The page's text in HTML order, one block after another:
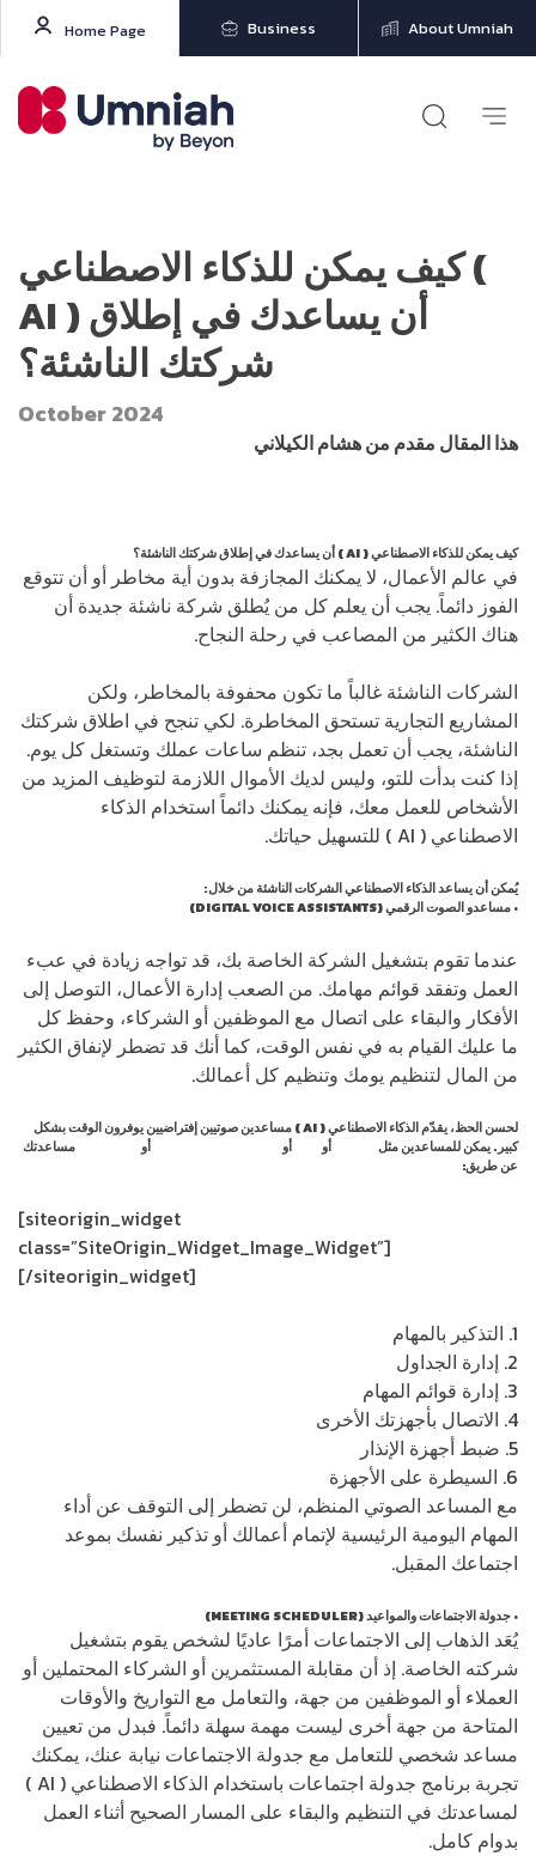
Home Page Business About Umniah
كيف يمكن للذكاء الاصطناعي (
AI ) أن يساعدك في إطلاق
شركتك الناشئة؟
October 2024
هذا المقال مقدم منهشام الكيلاني
كيف يمكن للذكاء الاصطناعي ( AI ) أن يساعدك في إطلاق شركتك الناشئة؟
في عالم الأعمال، لا يمكنك المجازفة بدون أية مخاطر أو أن تتوقع
الفوز دائماً. يجب أن يعلم كل من يُطلق شركة ناشئة جديدة أن
هناك الكثير من المصاعب في رحلة النجاح.
الشركات الناشئة غالباً ما تكون محفوفة بالمخاطر، ولكن
المشاريع التجارية تستحق المخاطرة. لكي تنجح في اطلاق شركتك
الناشئة، يجب أن تعمل بجد، تنظم ساعات عملك وتستغل كل يوم.
إذا كنت بدأت للتو، وليس لديك الأموال اللازمة لتوظيف المزيد من
الأشخاص للعمل معك، فإنه يمكنك دائماً استخدام الذكاء
الاصطناعي ( AI ) للتسهيل حياتك.
يُمكن أن يساعد الذكاء الاصطناعي الشركات الناشئة من خلال:
• مساعدو الصوت الرقمي (DIGITAL VOICE ASSISTANTS)
عندما تقوم بتشغيل الشركة الخاصة بك، قد تواجه زيادة في عبء
العمل وتفقد قوائم مهامك. من الصعب إدارة الأعمال، التوصل إلى
الأفكار والبقاء على اتصال مع الموظفين أو الشركاء، وحفظ كل
ما عليك القيام به في نفس الوقت، كما أنك قد تضطر لإنفاق الكثير
من المال لتنظيم يومك وتنظيم كل أعمالك.
لحسن الحظ، يقدّم الذكاء الاصطناعي ( AI ) مساعدين صوتيين إفتراضيين يوفرون الوقت بشكل
كبير. يمكن للمساعدين مثل
أو أو أو
مساعدتك
عن طريق:
[siteorigin_widget
class=”SiteOrigin_Widget_Image_Widget”]
[/siteorigin_widget]
1. التذكير بالمهام
2. إدارة الجداول
3. إدارة قوائم المهام
4. الاتصال بأجهزتك الأخرى
5. ضبط أجهزة الإنذار
6. السيطرة على الأجهزة
مع المساعد الصوتي المنظم، لن تضطر إلى التوقف عن أداء
المهام اليومية الرئيسية لإتمام أعمالك أو تذكير نفسك بموعد
اجتماعك المقبل.
• جدولة الاجتماعات والمواعيد (MEETING SCHEDULER)
يُعَد الذهاب إلى الاجتماعات أمرًا عاديًا لشخص يقوم بتشغيل
شركته الخاصة. إذ أن مقابلة المستثمرين أو الشركاء المحتملين أو
العملاء أو الموظفين من جهة، والتعامل مع التواريخ والأوقات
المتاحة من جهة أخرى ليست مهمة سهلة دائماً. فبدل من تعيين
مساعد شخصي للتعامل مع جدولة الاجتماعات نيابة عنك، يمكنك
تجربة برنامج جدولة اجتماعات باستخدام الذكاء الاصطناعي ( AI )
لمساعدتك في التنظيم والبقاء على المسار الصحيح أثناء العمل
بدوام كامل.